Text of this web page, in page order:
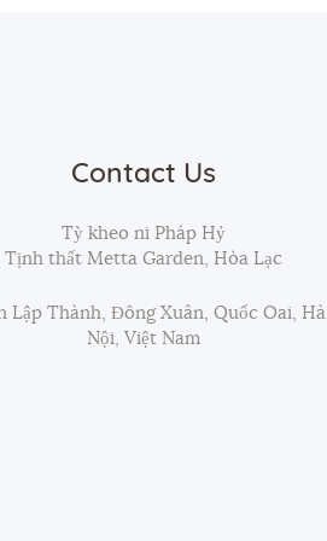
Contact Us
Tỳ kheo ni Pháp Hỷ
Tịnh thất Metta Garden, Hòa Lạc
Lập Thành, Đông Xuân, Quốc Oai, Hà
Nội, Việt Nam